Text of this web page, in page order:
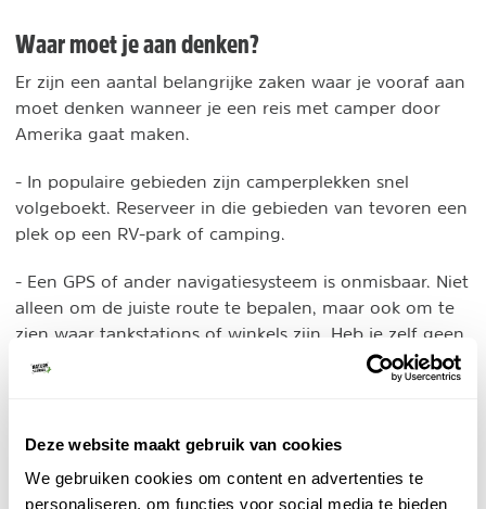
Deze website maakt gebruik van cookies
We gebruiken cookies om content en advertenties te
personaliseren, om functies voor social media te bieden
Waar moet je aan denken?
Er zijn een aantal belangrijke zaken waar je vooraf aan
moet denken wanneer je een reis met camper door
Amerika gaat maken.
- In populaire gebieden zijn camperplekken snel
volgeboekt. Reserveer in die gebieden van tevoren een
plek op een RV-park of camping.
- Een GPS of ander navigatiesysteem is onmisbaar. Niet
alleen om de juiste route te bepalen, maar ook om te
zien waar tankstations of winkels zijn. Heb je zelf geen
TomTom of navigatie, dan kan je er een huren.
Breng zelf een of meerdere stekkers voor Amerika
pinnen.
zijn in natuurgebieden.